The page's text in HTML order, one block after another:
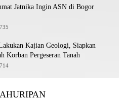
Jatnika Ingin ASN di Bogor
Kajian Geologi, Siapkan
Korban Pergeseran Tanah